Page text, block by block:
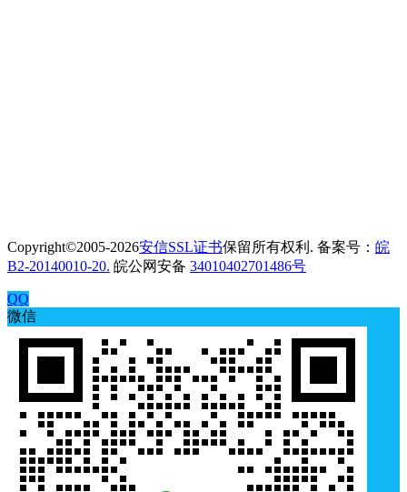
Copyright©2005-2026安信SSL证书保留所有权利. 备案号： 皖
B2-20140010-20. 皖公网安备 34010402701486号
QQ
微信